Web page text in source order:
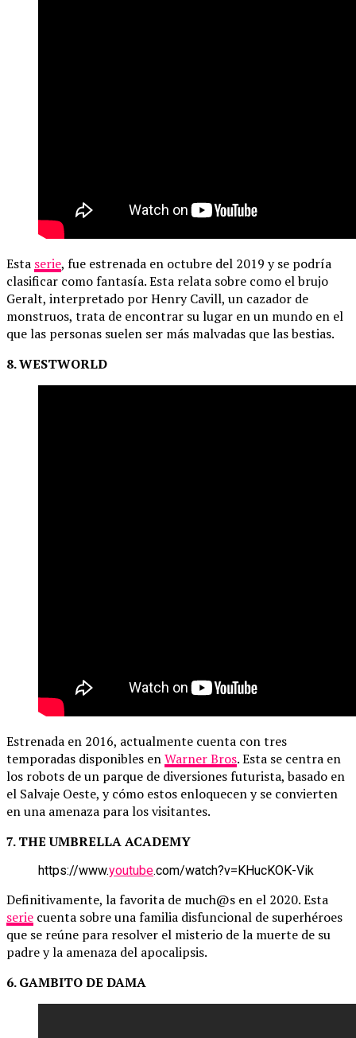
Esta serie, fue estrenada en octubre del 2019 y se podría
clasificar como fantasía. Esta relata sobre como el brujo
Geralt, interpretado por Henry Cavill, un cazador de
monstruos, trata de encontrar su lugar en un mundo en el
que las personas suelen ser más malvadas que las bestias.
8. WESTWORLD
Estrenada en 2016, actualmente cuenta con tres
temporadas disponibles enWarner Bros. Esta se centra en
los robots de un parque de diversiones futurista, basado en
el Salvaje Oeste, y cómo estos enloquecen y se convierten
en una amenaza para los visitantes.
7. THE UMBRELLA ACADEMY
https://www.youtube.com/watch?v=KHucKOK-Vik
Definitivamente, la favorita de much@s en el 2020. Esta
serie cuenta sobre una familia disfuncional de superhéroes
que se reúne para resolver el misterio de la muerte de su
padre y la amenaza del apocalipsis.
6. GAMBITO DE DAMA